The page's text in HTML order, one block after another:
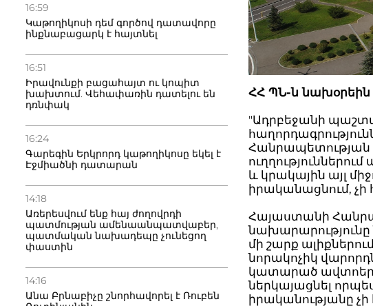
16:59
Կաթողիկոսի դեմ գործով դատավորը
ինքնաբացարկ է հայտնել
16:51
Իրավունքի բացահայտ ու կոպիտ
խախտում. Վեհափառին դատելու են
դռնփակ
16:24
Գարեգին Երկրորդ կաթողիկոսը եկել է
Էջմիածնի դատարան
14:18
Առերեսվում ենք հայ ժողովրդի
պատմության ամենաանպատվաբեր,
պատմական նախադեպը չունեցող
փաստին
14:16
Անա Բրնաբիչը շնորհավորել է Ռուբեն
ՀՀ ՊՆ-ն նախօրեին
"Ադրբեջանի
Հանրապետության
և կրակային այլ
իրականացնում,
Հայաստանի
նախարարությունը
մի շարք
նորակոչիկ
կատարած
ներկայացնել
իրականությանը